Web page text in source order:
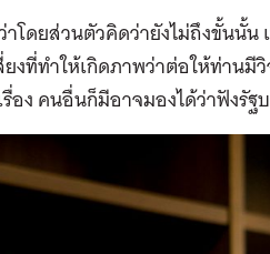
โดยส่วนตัวคิดว่ายังไม่ถึงขั้นนั้
ยงที่ทำให้เกิดภาพว่าต่อให้ท่า
อง คนอื่นก็มีอาจมองได้ว่าฟังรัฐ